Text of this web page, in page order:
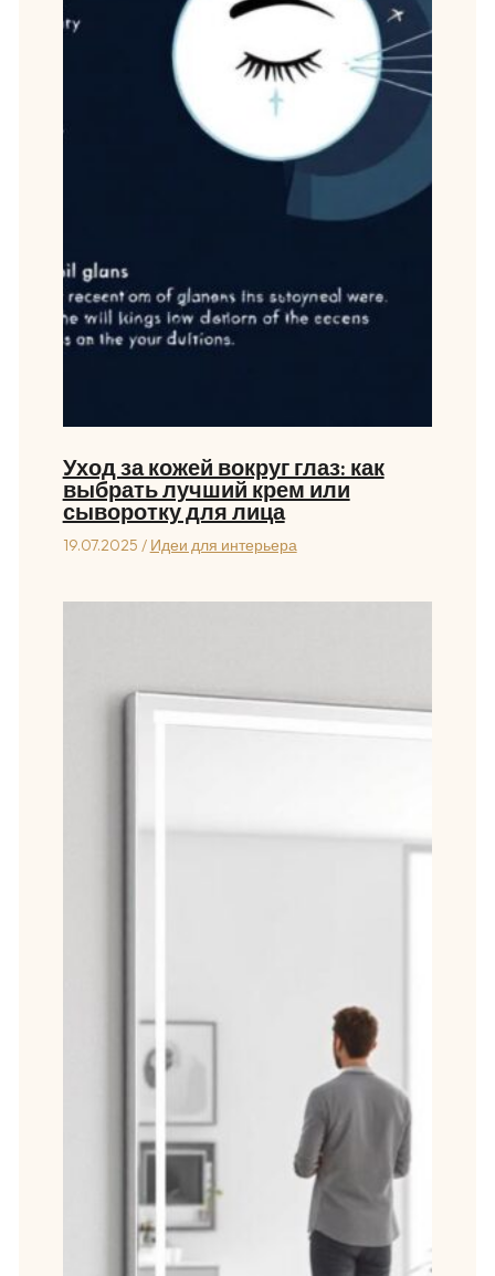
Уход за кожей вокруг глаз: как
выбрать лучший крем или
сыворотку для лица
19.07.2025 / Идеи для интерьера